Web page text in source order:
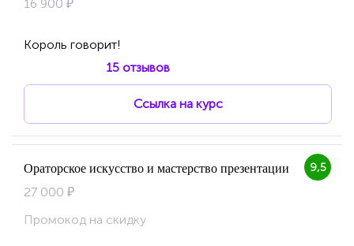
16 900 ₽
Король говорит!
15 отзывов
Ссылка на курс
9,5
Ораторское искусство и мастерство презентации
27 000 ₽
Промокод на скидку